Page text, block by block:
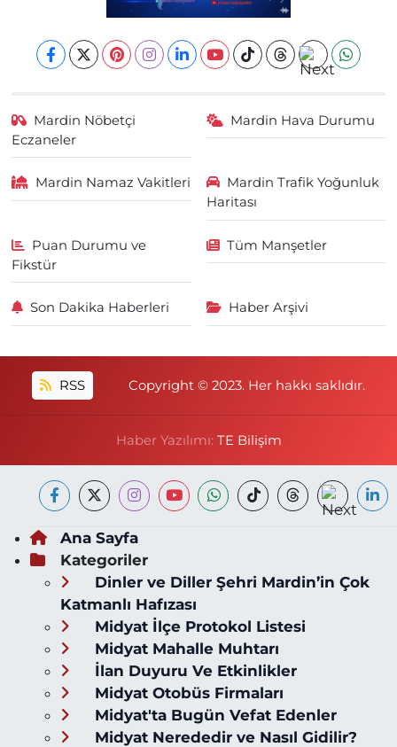
Mardin Nöbetçi
Eczaneler
Mardin Hava Durumu
Mardin Namaz Vakitleri
Mardin Trafik Yoğunluk
Haritası
Puan Durumu ve
Fikstür
Tüm Manşetler
Son Dakika Haberleri Haber Arşivi
RSS Copyright © 2023. Her hakkı saklıdır.
Haber Yazılımı: TE Bilişim
Ana Sayfa
Kategoriler
Dinler ve Diller Şehri Mardin’in Çok
Katmanlı Hafızası
Midyat İlçe Protokol Listesi
Midyat Mahalle Muhtarı
İlan Duyuru Ve Etkinlikler
Midyat Otobüs Firmaları
Midyat'ta Bugün Vefat Edenler
Midyat Nerededir ve Nasıl Gidilir?